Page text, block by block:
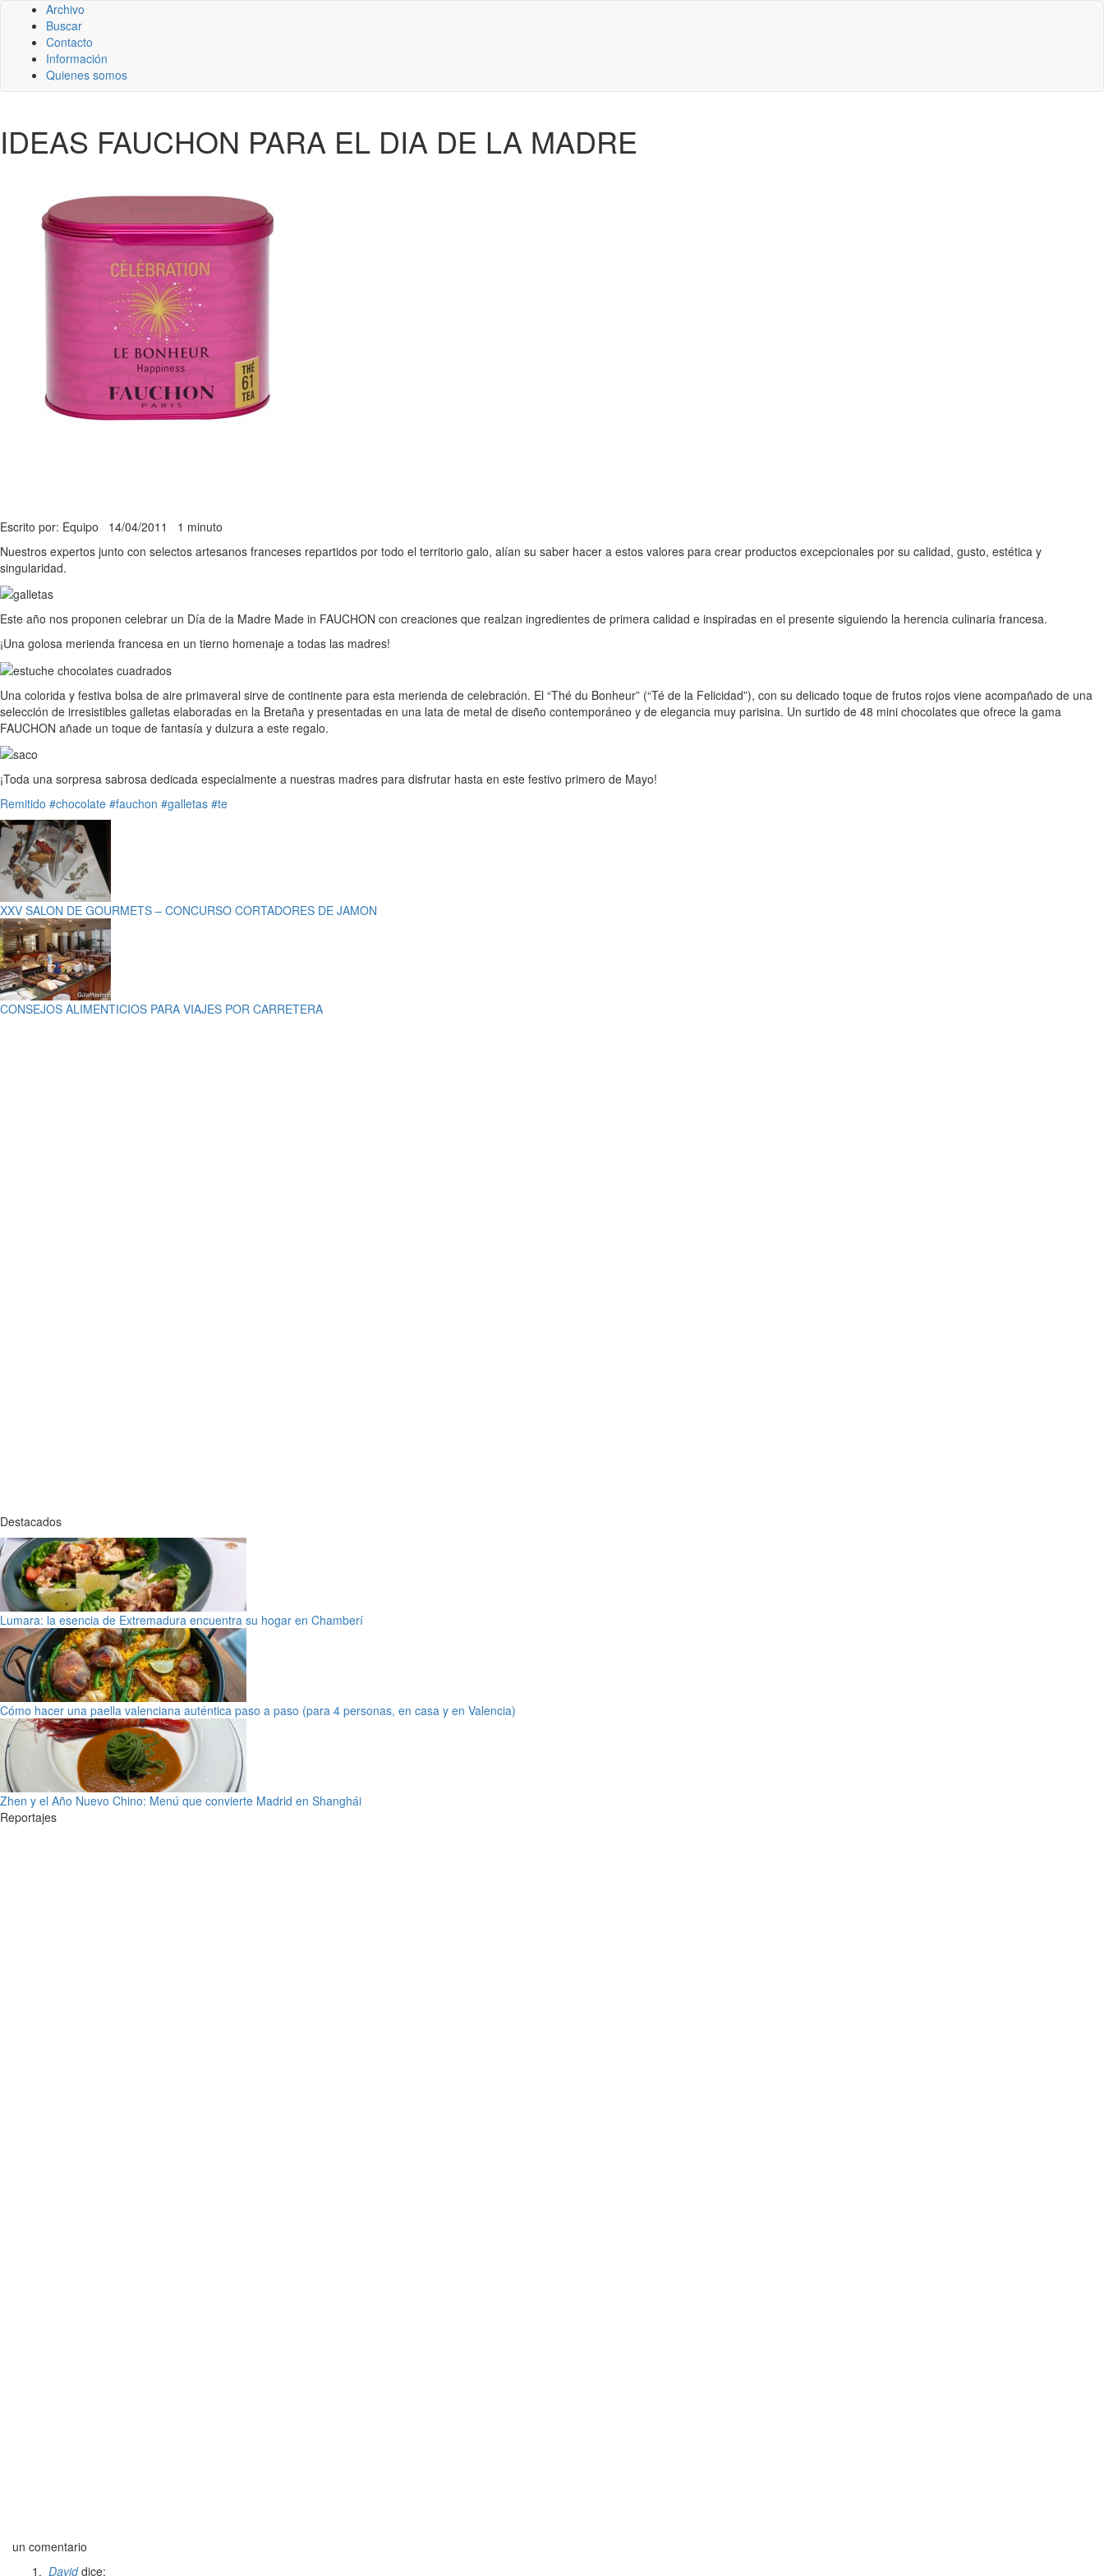
Archivo
Buscar
Contacto
Información
Quienes somos
IDEAS FAUCHON PARA EL DIA DE LA MADRE
Escrito por: Equipo 14/04/2011 1 minuto
Nuestros expertos junto con selectos artesanos franceses repartidos por todo el territorio galo, alían su saber hacer a estos valores para crear productos excepcionales por su calidad, gusto, estética y
singularidad.
Este año nos proponen celebrar un Día de la Madre Made in FAUCHON con creaciones que realzan ingredientes de primera calidad e inspiradas en el presente siguiendo la herencia culinaria francesa.
¡Una golosa merienda francesa en un tierno homenaje a todas las madres!
Una colorida y festiva bolsa de aire primaveral sirve de continente para esta merienda de celebración. El “Thé du Bonheur” (“Té de la Felicidad”), con su delicado toque de frutos rojos viene acompañado de una
selección de irresistibles galletas elaboradas en la Bretaña y presentadas en una lata de metal de diseño contemporáneo y de elegancia muy parisina. Un surtido de 48 mini chocolates que ofrece la gama
FAUCHON añade un toque de fantasía y dulzura a este regalo.
¡Toda una sorpresa sabrosa dedicada especialmente a nuestras madres para disfrutar hasta en este festivo primero de Mayo!
Remitido #chocolate #fauchon #galletas #te
XXV SALON DE GOURMETS – CONCURSO CORTADORES DE JAMON
CONSEJOS ALIMENTICIOS PARA VIAJES POR CARRETERA
Destacados
Lumara: la esencia de Extremadura encuentra su hogar en Chamberí
Cómo hacer una paella valenciana auténtica paso a paso (para 4 personas, en casa y en Valencia)
Zhen y el Año Nuevo Chino: Menú que convierte Madrid en Shanghái
Reportajes
un comentario
David dice: